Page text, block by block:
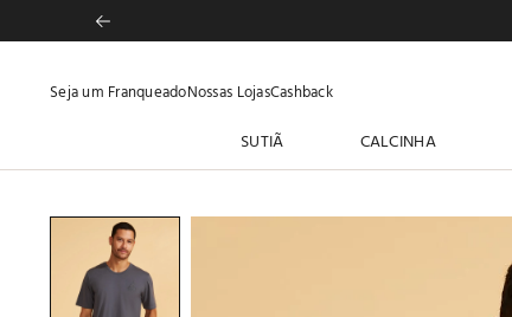
Seja um FranqueadoNossas LojasCashback
SUTIÃ CALCINHA